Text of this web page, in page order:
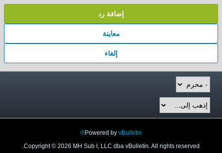
إضافة رد
معاينة
إلغاء
Powered by vBulletin®
Copyright © 2026 MH Sub I, LLC dba vBulletin. All rights reserved.